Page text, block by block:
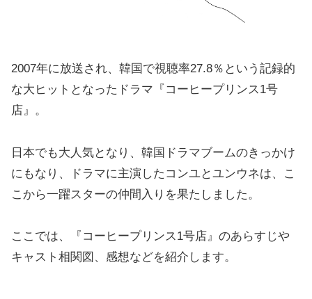
2007年に放送され、韓国で視聴率27.8％という記録的
な大ヒットとなったドラマ『コーヒープリンス1号
店』。
日本でも大人気となり、韓国ドラマブームのきっかけ
にもなり、ドラマに主演したコンユとユンウネは、こ
こから一躍スターの仲間入りを果たしました。
ここでは、『コーヒープリンス1号店』のあらすじや
キャスト相関図、感想などを紹介します。